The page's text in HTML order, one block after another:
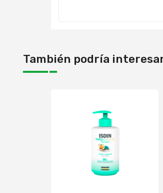
También podría